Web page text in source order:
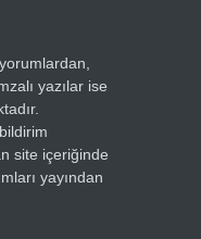
yazılar ise
site içeriğinde
yayından